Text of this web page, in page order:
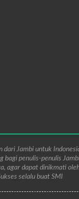
dari Jambi untuk
bagi penulis-penulis
agar dapat dinikmati
selalu buat SMI